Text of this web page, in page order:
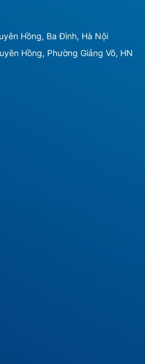
Hồng, Ba Đình, Hà Nội
Hồng, Phường Giảng Võ, HN